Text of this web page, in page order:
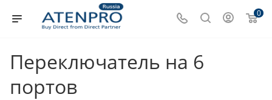
0
Переключатель на 6
портов